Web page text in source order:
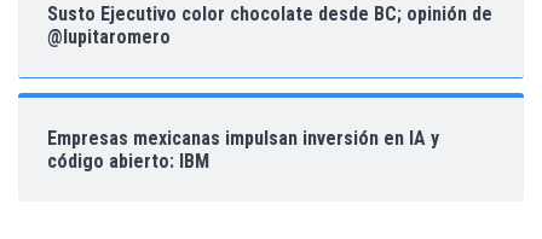
Susto Ejecutivo color chocolate desde BC; opinión de
@lupitaromero
Empresas mexicanas impulsan inversión en IA y
código abierto: IBM